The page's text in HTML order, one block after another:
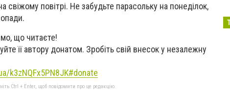
свіжому повітрі. Не забудьте парасольку на понеділок,
що читаєте!
її автору донатом. Зробіть свій внесок у незалежну
k3zNQFx5PN8JK#donate
Ctrl + Enter, щоб повідомити про це редакцію